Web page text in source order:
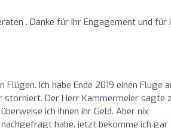
. Danke für ihr Engagement und für
Ich habe Ende 2019 einen Fluge
storniert. Der Herr Kammermeier sagte
ich ihnen ihr Geld. Aber nix
habe. jetzt bekomme ich gar